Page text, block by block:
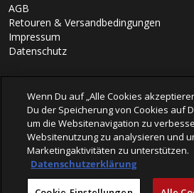
AGB
Retouren & Versandbedingungen
Impressum
Datenschutz
Wenn Du auf „Alle Cookies
Du der Speicherung von Cookies auf
um die Websitenavigation zu
Websitenutzung zu analysieren und
Marketingaktivitäten zu unterstützen.
Datenschutzerklärung